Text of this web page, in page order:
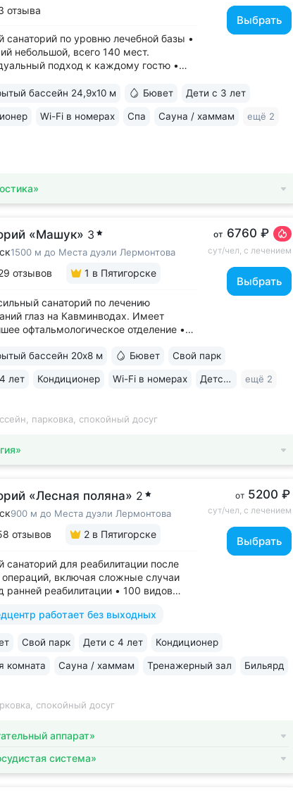
отзыва
санаторий по уровню лечебной базы •
небольшой, всего 140 мест.
подход к каждому гостю •
КТ, МРТ, рентгена • Уникальный
и реабилитации опорно-
Выбрать
бассейн 24,9х10 м Бювет Дети с 3 лет
Wi-Fi в номерах Спа Сауна / хаммам ещё 2
«Машук» 3
1500 м до Места дуэли Лермонтова
отзывов 1 в Пятигорске
санаторий по лечению
глаз на Кавминводах. Имеет
офтальмологическое отделение •
доступности: Место дуэли Лермонтова,
вокруг Машука. В 5 минутах ж/д
от 6760 ₽
сут/чел, с лечением
Выбрать
бассейн 20х8 м Бювет Свой парк
лет Кондиционер Wi-Fi в номерах Детская комната ещё 2
парковка, спокойный досуг
«Лесная поляна» 2
900 м до Места дуэли Лермонтова
отзывов 2 в Пятигорске
санаторий для реабилитации после
включая сложные случаи
ранней реабилитации • 100 видов
медуслуг и процедур • Доступная
в столовой • Расположен...
работает без выходных
от 5200 ₽
сут/чел, с лечением
Выбрать
Свой парк Дети с 4 лет Кондиционер
комната Сауна / хаммам Тренажерный зал Бильярд
спокойный досуг
аппарат»
система»